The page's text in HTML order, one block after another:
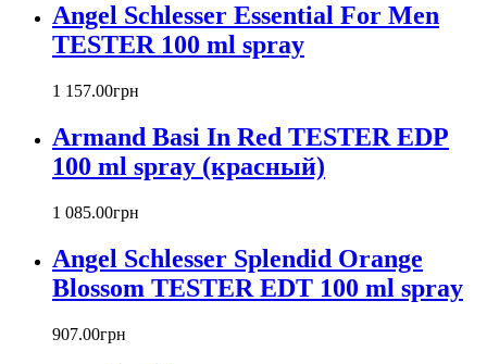
Baldinini
Banana Republic
Betty Barclay
Bill Blass
Biotherm
Blumarine
Bond № 9
Boucheron
Bourjois
Britney Spears
Bruno Banani
Angel Schlesser Essential For Men
TESTER 100 ml spray
1 157.00грн
Armand Basi In Red TESTER EDP
100 ml spray (красный)
1 085.00грн
Angel Schlesser Splendid Orange
Blossom TESTER EDT 100 ml spray
907.00грн